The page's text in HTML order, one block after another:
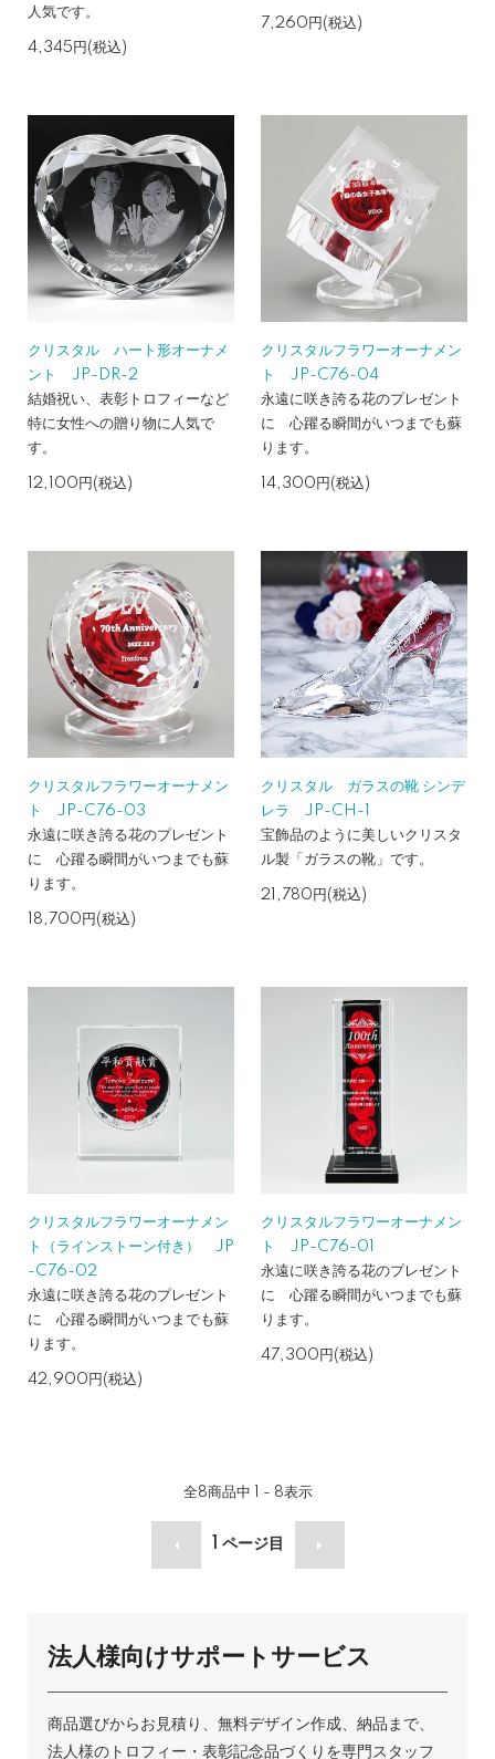
人気です。
4,345円(税込)
7,260円(税込)
クリスタル ハート形オーナメ
ント JP-DR-2
結婚祝い、表彰トロフィーなど
特に女性への贈り物に人気で
す。
12,100円(税込)
クリスタルフラワーオーナメン
ト JP-C76-04
永遠に咲き誇る花のプレゼント
に 心躍る瞬間がいつまでも蘇
ります。
14,300円(税込)
クリスタルフラワーオーナメン
ト JP-C76-03
永遠に咲き誇る花のプレゼント
に 心躍る瞬間がいつまでも蘇
ります。
18,700円(税込)
クリスタル ガラスの靴 シンデ
レラ JP-CH-1
宝飾品のように美しいクリスタ
ル製「ガラスの靴」です。
21,780円(税込)
クリスタルフラワーオーナメン
ト（ラインストーン付き） JP
-C76-02
永遠に咲き誇る花のプレゼント
に 心躍る瞬間がいつまでも蘇
ります。
42,900円(税込)
クリスタルフラワーオーナメン
ト JP-C76-01
永遠に咲き誇る花のプレゼント
に 心躍る瞬間がいつまでも蘇
ります。
47,300円(税込)
全8商品中 1 - 8表示
ページ目
法人様向けサポートサービス
商品選びからお見積り、無料デザイン作成、納品まで、
法人様のトロフィー・表彰記念品づくりを専門スタッフ